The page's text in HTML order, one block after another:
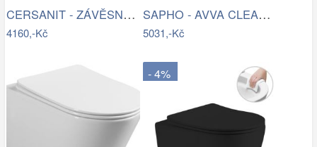
CERSANIT - ZÁVĚSNÁ WC MÍSA ARTECO NEW…
4160,-Kč
SAPHO - AVVA CLEANWASH závěsná WC mísa,…
5031,-Kč
- 4%